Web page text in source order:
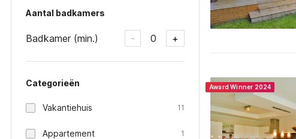
Aantal badkamers
Badkamer (min.) - 0 +
Categorieën
Vakantiehuis 11
Appartement 1
Award Winner 2024